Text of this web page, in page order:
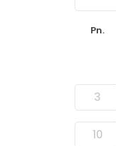
Pn.
3
10